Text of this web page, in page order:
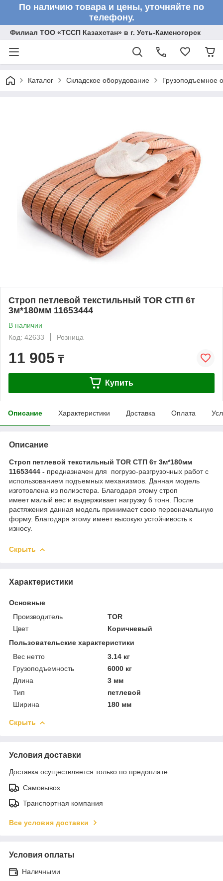
По наличию товара и цены, уточняйте по
телефону.
Филиал ТОО «ТССП Казахстан» в г. Усть-Каменогорск
Каталог Складское оборудование Грузоподъемное
Строп петлевой текстильный TOR СТП 6т
3м*180мм 11653444
В наличии
Код: 42633
Розница
11 905 ₸
Купить
Описание Характеристики Доставка Оплата
Описание
Строп петлевой текстильный TOR СТП 6т 3м*180мм
11653444 - предназначен для погрузо-разгрузочных работ с
использованием подъемных механизмов. Данная модель
изготовлена из полиэстера. Благодаря этому строп
имеет малый вес и выдерживает нагрузку 6 тонн. После
растяжения данная модель принимает свою первоначальную
форму. Благодаря этому имеет высокую устойчивость к
износу.
Скрыть
Характеристики
Основные
Производитель
TOR
Цвет
Коричневый
Пользовательские характеристики
Вес нетто
3.14 кг
Грузоподъемность
6000 кг
Длина
3 мм
Тип
петлевой
Ширина
180 мм
Скрыть
Условия доставки
Доставка осуществляется только по предоплате.
Самовывоз
Транспортная компания
Все условия доставки
Условия оплаты
Наличными